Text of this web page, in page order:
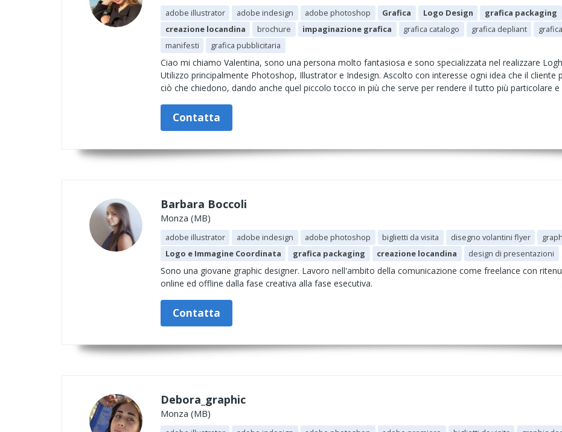
adobe illustrator adobe indesign adobe photoshop Grafica Logo Design grafica packaging
creazione locandina
brochure impaginazione grafica grafica catalogo grafica depliant
manifesti
grafica pubblicitaria
Ciao mi chiamo Valentina, sono una persona molto fantasiosa e sono specializzata nel realizzare
Utilizzo principalmente Photoshop, Illustrator e Indesign. Ascolto con interesse ogni idea che il cliente
ciò che chiedono, dando anche quel piccolo tocco in più che serve per rendere il tutto più particolare e
Contatta
Barbara Boccoli
Monza (MB)
adobe illustrator adobe indesign adobe photoshop biglietti da visita disegno volantini flyer
Logo e Immagine Coordinata
grafica packaging creazione locandina design di presentazioni
Sono una giovane graphic designer. Lavoro nell'ambito della comunicazione come freelance con
online ed offline dalla fase creativa alla fase esecutiva.
Contatta
Debora_graphic
Monza (MB)